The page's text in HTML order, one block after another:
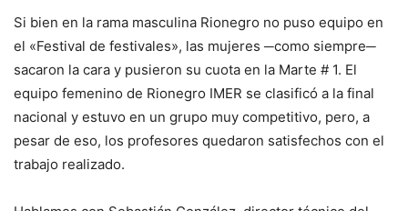
Si bien en la rama masculina Rionegro no puso equipo en
el «Festival de festivales», las mujeres ─como siempre─
sacaron la cara y pusieron su cuota en la Marte # 1. El
equipo femenino de Rionegro IMER se clasificó a la final
nacional y estuvo en un grupo muy competitivo, pero, a
pesar de eso, los profesores quedaron satisfechos con el
trabajo realizado.